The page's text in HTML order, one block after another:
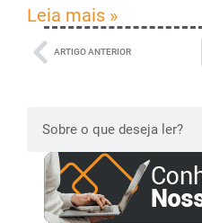
Leia mais »
ARTIGO ANTERIOR